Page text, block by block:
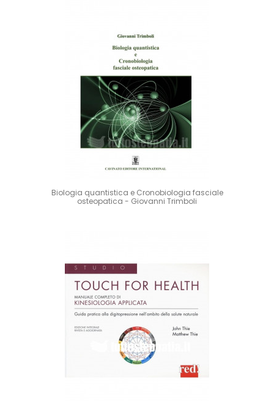
Biologia quantistica e Cronobiologia fasciale
osteopatica - Giovanni Trimboli